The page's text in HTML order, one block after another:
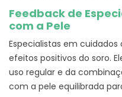
Feedback de
com a Pele
Especialistas em
efeitos positivos do soro.
uso regular e da
com a pele equilibrada